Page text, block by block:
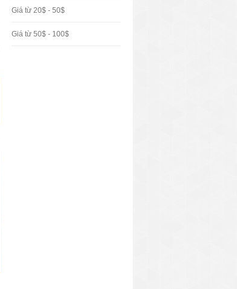
Giá từ 20$ - 50$
Giá từ 50$ - 100$